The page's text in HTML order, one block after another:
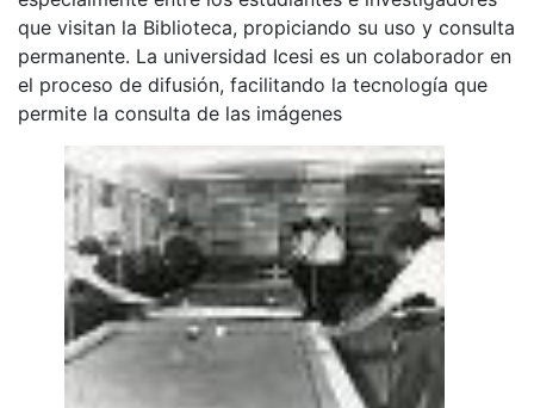
que visitan la Biblioteca, propiciando su uso y consulta
permanente. La universidad Icesi es un colaborador en
el proceso de difusión, facilitando la tecnología que
permite la consulta de las imágenes